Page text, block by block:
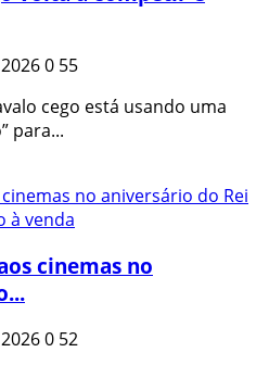
0 55
cego está usando uma
para...
cinemas no
0 52